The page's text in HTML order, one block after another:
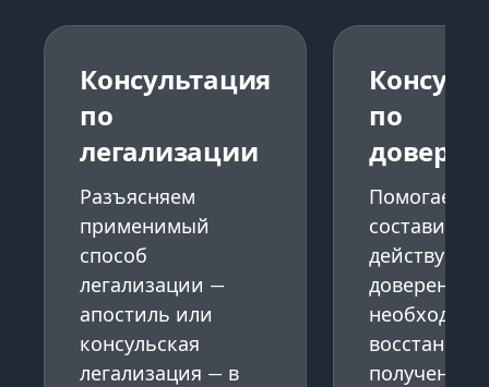
Консультация
по
легализации
Разъясняем
применимый
способ
легализации —
апостиль или
консульская
легализация — в
по
Помогаем
составить
получения